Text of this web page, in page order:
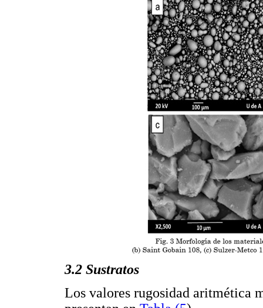
3.2 Sustratos
Los valores rugosidad aritmética